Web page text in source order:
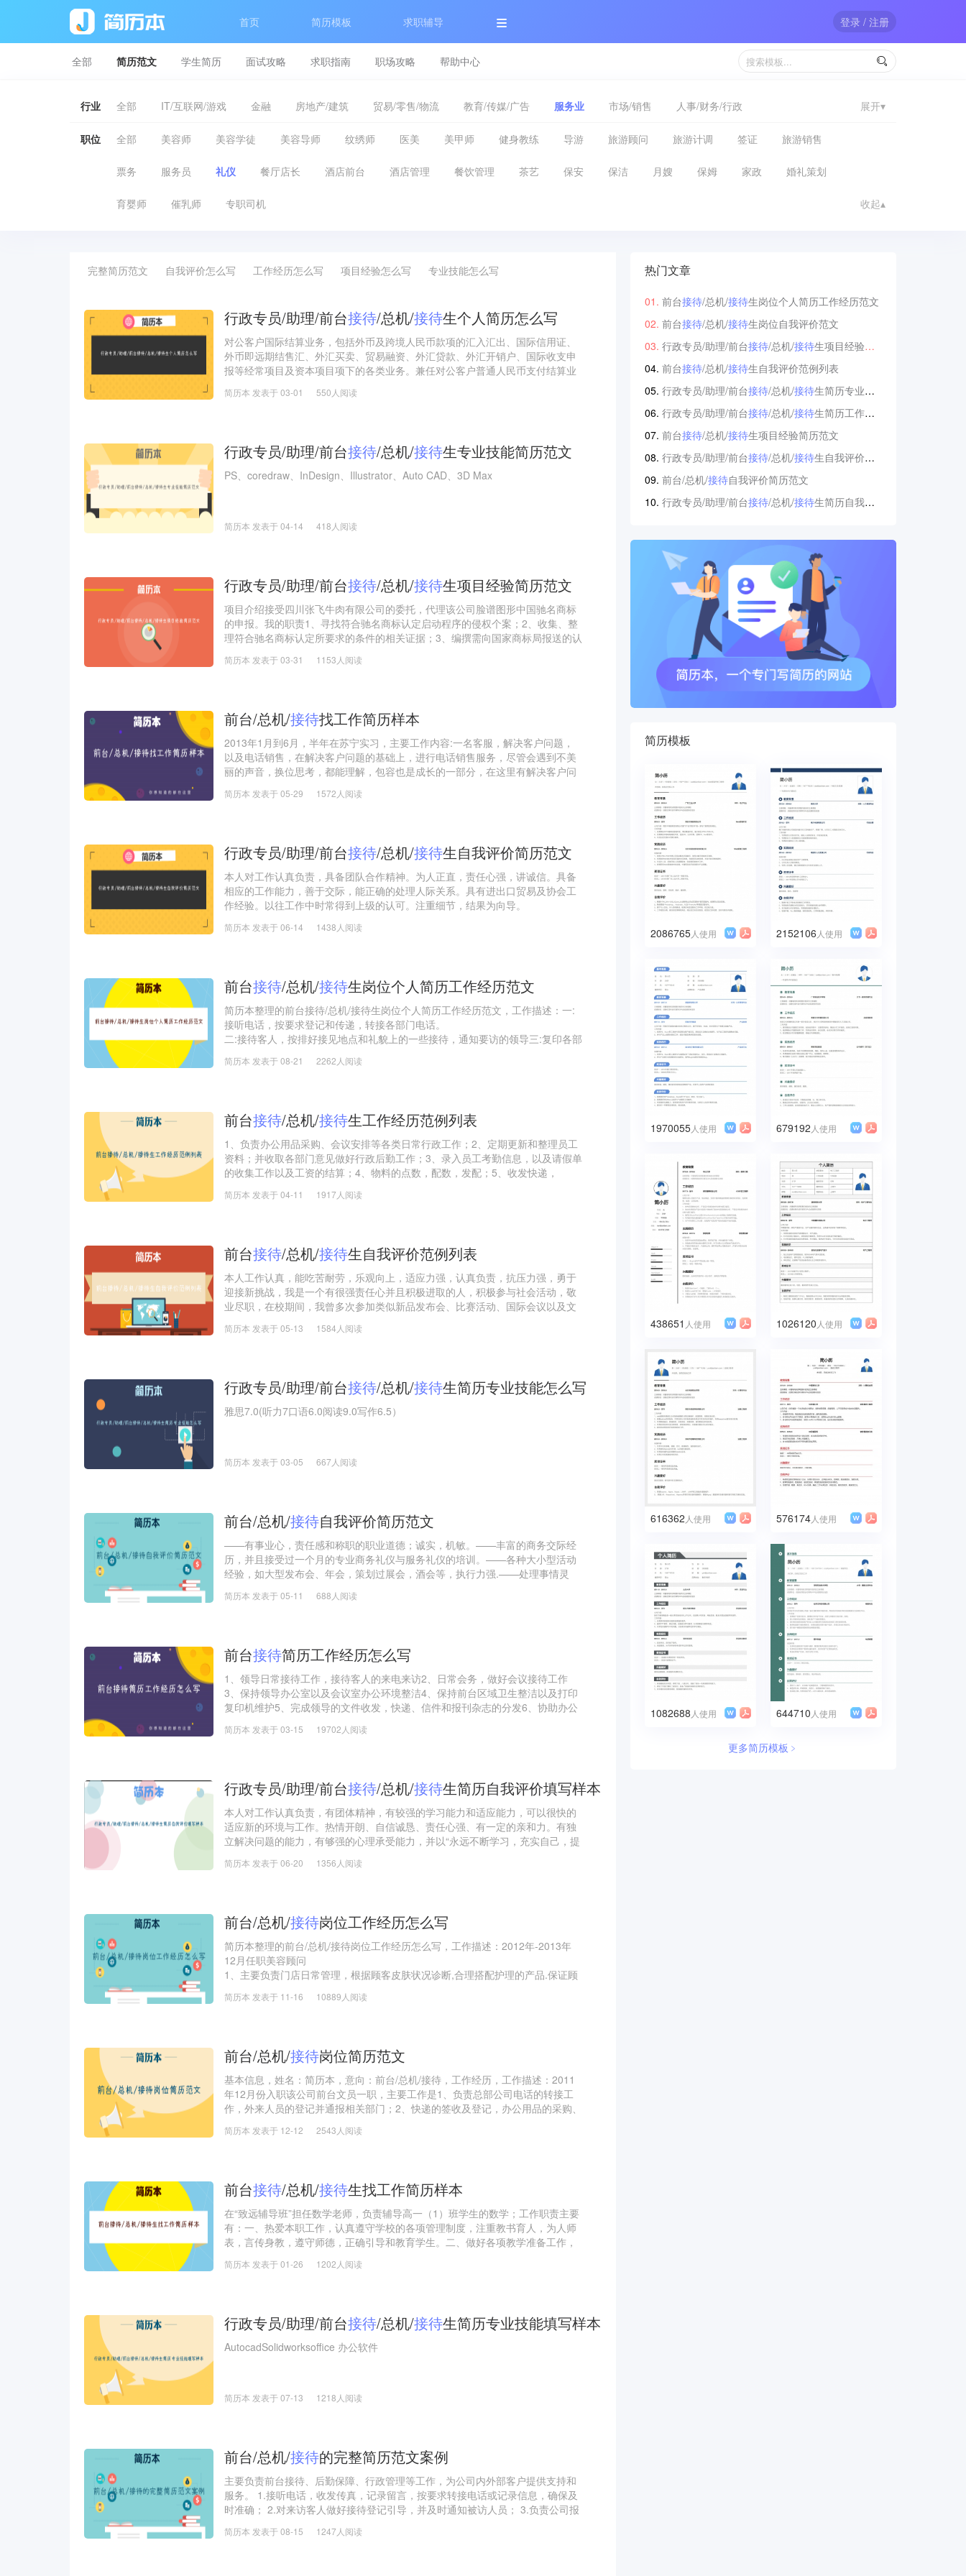
首页 简历模板 求职辅导 登录 / 注册
全部 简历范文 学生简历 面试攻略 求职指南 职场攻略 帮助中心 
行业 全部 IT/互联网/游戏 金融 房地产/建筑 贸易/零售/物流 教育/传媒/广告 服务业 市场/销售 人事/财务/行政 展开▾
职位 全部 美容师 美容学徒 美容导师 纹绣师 医美 美甲师 健身教练 导游 旅游顾问 旅游计调 签证 旅游销售
票务 服务员 礼仪 餐厅店长 酒店前台 酒店管理 餐饮管理 茶艺 保安 保洁 月嫂 保姆 家政 婚礼策划
育婴师 催乳师 专职司机 收起▴
完整简历范文 自我评价怎么写 工作经历怎么写 项目经验怎么写 专业技能怎么写
行政专员/助理/前台接待/总机/接待生个人简历怎么写
对公客户国际结算业务，包括外币及跨境人民币款项的汇入汇出、国际信用证、
外币即远期结售汇、外汇买卖、贸易融资、外汇贷款、外汇开销户、国际收支申
报等经常项目及资本项目项下的各类业务。兼任对公客户普通人民币支付结算业
简历本 发表于 03-01 550人阅读
行政专员/助理/前台接待/总机/接待生专业技能简历范文
PS、coredraw、InDesign、Illustrator、Auto CAD、3D Max
简历本 发表于 04-14 418人阅读
行政专员/助理/前台接待/总机/接待生项目经验简历范文
项目介绍接受四川张飞牛肉有限公司的委托，代理该公司脸谱图形中国驰名商标
的申报。我的职责1、寻找符合驰名商标认定启动程序的侵权个案；2、收集、整
理符合驰名商标认定所要求的条件的相关证据；3、编撰需向国家商标局报送的认
简历本 发表于 03-31 1153人阅读
前台/总机/接待找工作简历样本
2013年1月到6月，半年在苏宁实习，主要工作内容:一名客服，解决客户问题，
以及电话销售，在解决客户问题的基础上，进行电话销售服务，尽管会遇到不美
丽的声音，换位思考，都能理解，包容也是成长的一部分，在这里有解决客户问
是一名有责任心且称职的客服。
简历本 发表于 05-29 1572人阅读
行政专员/助理/前台接待/总机/接待生自我评价简历范文
本人对工作认真负责，具备团队合作精神。为人正直，责任心强，讲诚信。具备
相应的工作能力，善于交际，能正确的处理人际关系。具有进出口贸易及协会工
作经验。以往工作中时常得到上级的认可。注重细节，结果为向导。
简历本 发表于 06-14 1438人阅读
前台接待/总机/接待生岗位个人简历工作经历范文
简历本整理的前台接待/总机/接待生岗位个人简历工作经历范文，工作描述：一:
接听电话，按要求登记和传递，转接各部门电话。
二:接待客人，按排好接见地点和礼貌上的一些接待，通知要访的领导三:复印各部
四:按要求打印吊牌，分类记录登记。
七:负责员工的每日考勤数据统计，协助行政的其他工作
简历本 发表于 08-21 2262人阅读
前台接待/总机/接待生工作经历范例列表
1、负责办公用品采购、会议安排等各类日常行政工作；2、定期更新和整理员工
资料；并收取各部门意见做好行政后勤工作；3、录入员工考勤信息，以及请假单
的收集工作以及工资的结算；4、物料的点数，配数，发配；5、收发快递，
简历本 发表于 04-11 1917人阅读
前台接待/总机/接待生自我评价范例列表
本人工作认真，能吃苦耐劳，乐观向上，适应力强，认真负责，抗压力强，勇于
迎接新挑战，我是一个有很强责任心并且积极进取的人，积极参与社会活动，敬
业尽职，在校期间，我曾多次参加类似新品发布会、比赛活动、国际会议以及文
与人交往、分析解决问题以及团队合作的能力，也能更加自如的处理人际关系。
简历本 发表于 05-13 1584人阅读
行政专员/助理/前台接待/总机/接待生简历专业技能怎么写
雅思7.0(听力7口语6.0阅读9.0写作6.5）
简历本 发表于 03-05 667人阅读
前台/总机/接待自我评价简历范文
——有事业心，责任感和称职的职业道德；诚实，机敏。——丰富的商务交际经
历，并且接受过一个月的专业商务礼仪与服务礼仪的培训。——各种大小型活动
经验，如大型发布会、年会，策划过展会，酒会等，执行力强.——处理事情灵
为工作语言，熟悉不少国家英语的口音 ——熟悉各种现代网络社交平台操作，和
简历本 发表于 05-11 688人阅读
前台接待简历工作经历怎么写
1、领导日常接待工作，接待客人的来电来访2、日常会务，做好会议接待工作
3、保持领导办公室以及会议室办公环境整洁4、保持前台区域卫生整洁以及打印
复印机维护5、完成领导的文件收发，快递、信件和报刊杂志的分发6、协助办公
简历本 发表于 03-15 19702人阅读
行政专员/助理/前台接待/总机/接待生简历自我评价填写样本
本人对工作认真负责，有团体精神，有较强的学习能力和适应能力，可以很快的
适应新的环境与工作。热情开朗、自信诚恳、责任心强、有一定的亲和力。有独
立解决问题的能力，有够强的心理承受能力，并以“永远不断学习，充实自己，提
自己做到更好！
简历本 发表于 06-20 1356人阅读
前台/总机/接待岗位工作经历怎么写
简历本整理的前台/总机/接待岗位工作经历怎么写，工作描述：2012年-2013年
12月任职美容顾问
1、主要负责门店日常管理，根据顾客皮肤状况诊断,合理搭配护理的产品.保证顾
2、定期电话预约和服务回访，配合经理完成每月指定目标任务；
2014年至2017年1月任职莎蔓莉莎前台主任
1、主要负责
简历本 发表于 11-16 10889人阅读
前台/总机/接待岗位简历范文
基本信息，姓名：简历本，意向：前台/总机/接待，工作经历，工作描述：2011
年12月份入职该公司前台文员一职，主要工作是1、负责总部公司电话的转接工
作，外来人员的登记并通报相关部门；2、快递的签收及登记，办公用品的采购、
及月度考勤报表提交财务；4、更新和管理员工通讯录等联系方式；5、协助组织
2012年3月份因各方面表现突出，总裁提名调入营销部任副总秘书一职，主要
简历本 发表于 12-12 2543人阅读
前台接待/总机/接待生找工作简历样本
在“致远辅导班”担任数学老师，负责辅导高一（1）班学生的数学；工作职责主要
有：一、热爱本职工作，认真遵守学校的各项管理制度，注重教书育人，为人师
表，言传身教，遵守师德，正确引导和教育学生。二、做好各项教学准备工作，
要做到：第一，复习。对当天上课已讲内容进行回顾。第二，作业。明确当天作
简历本 发表于 01-26 1202人阅读
行政专员/助理/前台接待/总机/接待生简历专业技能填写样本
AutocadSolidworksoffice 办公软件
简历本 发表于 07-13 1218人阅读
前台/总机/接待的完整简历范文案例
主要负责前台接待、后勤保障、行政管理等工作，为公司内外部客户提供支持和
服务。 1.接听电话，收发传真，记录留言，按要求转接电话或记录信息，确保及
时准确； 2.对来访客人做好接待登记引导，并及时通知被访人员； 3.负责公司报
排并做好登记备案及会议服务、会后整理； 5.监督、检查办公区设施设备的日常
简历本 发表于 08-15 1247人阅读
热门文章
前台接待/总机/接待生岗位个人简历工作经历范文
前台接待/总机/接待生岗位自我评价范文
行政专员/助理/前台接待/总机/接待生项目经验简历范文
前台接待/总机/接待生自我评价范例列表
行政专员/助理/前台接待/总机/接待生简历专业技能填写样本
行政专员/助理/前台接待/总机/接待生简历工作经历怎么写
前台接待/总机/接待生项目经验简历范文
行政专员/助理/前台接待/总机/接待生自我评价简历范文
前台/总机/接待自我评价简历范文
行政专员/助理/前台接待/总机/接待生简历自我评价填写样本
简历模板
2086765人使用 2152106 人使用
1970055人使用 679192 人使用
438651 人使用 1026120 人使用
616362 人使用 576174人使用
1082688人使用 644710人使用
更多简历模板﹥